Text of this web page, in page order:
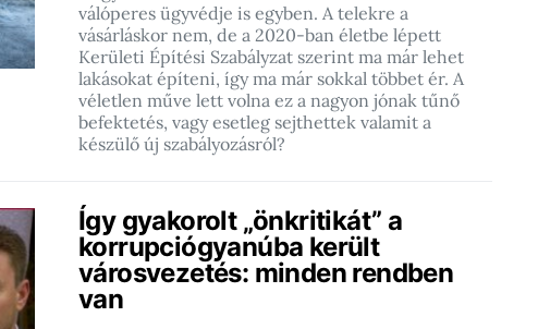
válóperes ügyvédje is egyben. A telekre a
vásárláskor nem, de a 2020-ban életbe lépett
Kerületi Építési Szabályzat szerint ma már lehet
lakásokat építeni, így ma már sokkal többet ér. A
véletlen műve lett volna ez a nagyon jónak tűnő
befektetés, vagy esetleg sejthettek valamit a
készülő új szabályozásról?
Így gyakorolt „önkritikát” a
korrupciógyanúba került
városvezetés: minden rendben
van